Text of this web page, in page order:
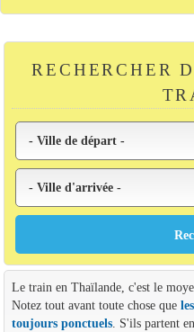
RECHERCHER
Le train en Thaïlande, c'est le
Notez tout avant toute chose que
toujours ponctuels. S'ils partent